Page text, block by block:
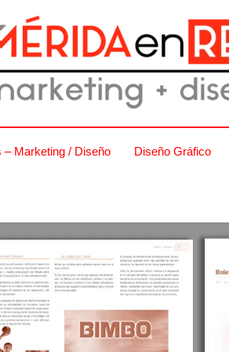
– Marketing / Diseño Diseño Gráfico